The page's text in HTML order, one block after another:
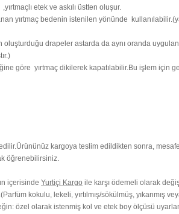
etek ve askılı üstten oluşur.
yırtmaç bedenin istenilen yönünde
drapeler astarda da aynı oranda
göre yırtmaç dikilerek kapatılabilir.Bu işlem için
Ürününüz kargoya teslim edildikten sonra,
öğrenebilirsiniz.
içerisinde Yurtiçi Kargo ile karşı ödemeli olarak
kokulu, lekeli, yırtılmış/sökülmüş,
özel olarak istenmiş kol ve etek boy ölçüsü